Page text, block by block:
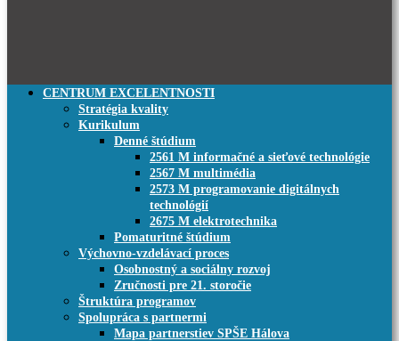
CENTRUM EXCELENTNOSTI
Stratégia kvality
Kurikulum
Denné štúdium
2561 M informačné a sieťové technológie
2567 M multimédia
2573 M programovanie digitálnych
technológií
2675 M elektrotechnika
Pomaturitné štúdium
Výchovno-vzdelávací proces
Osobnostný a sociálny rozvoj
Zručnosti pre 21. storočie
Štruktúra programov
Spolupráca s partnermi
Mapa partnerstiev SPŠE Hálova